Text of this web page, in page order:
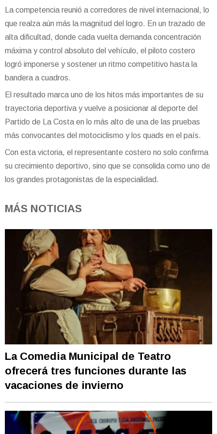
La competencia reunió a corredores de nivel internacional, lo
que realza aún más la magnitud del logro. En un trazado de
alta dificultad, donde cada vuelta demanda concentración
máxima y control absoluto del vehículo, el piloto costero
logró imponerse y sostener un ritmo competitivo hasta la
bandera a cuadros.
El resultado marca uno de los hitos más importantes de su
trayectoria deportiva y vuelve a posicionar al deporte del
Partido de La Costa en lo más alto de una de las pruebas
más convocantes del motociclismo y los quads en el país.
Con esta victoria, el representante costero no solo confirma
su crecimiento deportivo, sino que se consolida como uno de
los grandes protagonistas de la especialidad.
MÁS NOTICIAS
La Comedia Municipal de Teatro
ofrecerá tres funciones durante las
vacaciones de invierno